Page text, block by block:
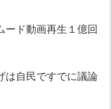
ード動画再生１億回
は自民ですでに議論